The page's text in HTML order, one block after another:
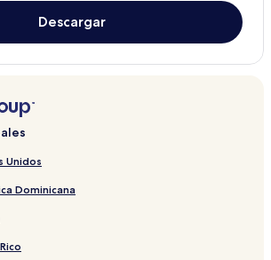
Yaoundé
Yaoundé
Descargar
Unidos
Dominicana